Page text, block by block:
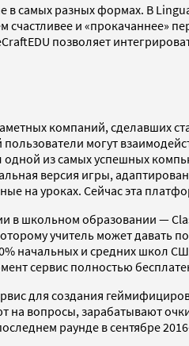
самых разных формах. В
и «прокачаннее»
позволяет
компаний, сделавших
могут
одной из самых успешных
версия игры,
на уроках. Сейчас эта
в школьном образовании —
учитель может давать
начальных и средних школ
сервис полностью
для создания
на вопросы, зарабатывают
раунде в сентябре